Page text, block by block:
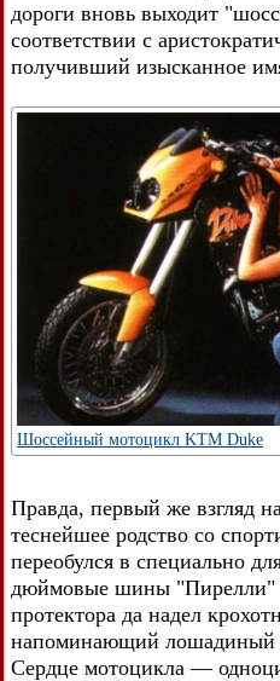
дороги вновь выходит
соответствии с
получивший изысканное
Шоссейный мотоцикл KTM Duke
Правда, первый же взгляд
теснейшее родство со
переобулся в специально
дюймовые шины "Пирелли"
протектора да надел
напоминающий лошадиный
Сердце мотоцикла —